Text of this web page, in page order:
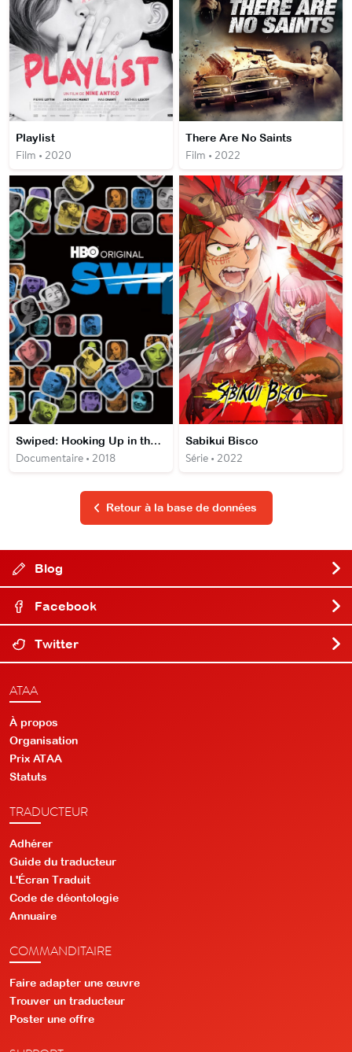
Playlist
Film • 2020
There Are No Saints
Film • 2022
Swiped: Hooking Up in the Digital Age
Documentaire • 2018
Sabikui Bisco
Série • 2022
Retour à la base de données
Blog
Facebook
Twitter
ATAA
À propos
Organisation
Prix ATAA
Statuts
TRADUCTEUR
Adhérer
Guide du traducteur
L'Écran Traduit
Code de déontologie
Annuaire
COMMANDITAIRE
Faire adapter une œuvre
Trouver un traducteur
Poster une offre